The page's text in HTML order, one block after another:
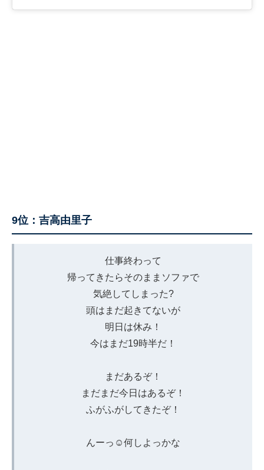
9位：吉高由里子
仕事終わって
帰ってきたらそのままソファで
気絶してしまった?
頭はまだ起きてないが
明日は休み！
今はまだ19時半だ！
まだあるぞ！
まだまだ今日はあるぞ！
ふがふがしてきたぞ！
んーっ☺️何しよっかな